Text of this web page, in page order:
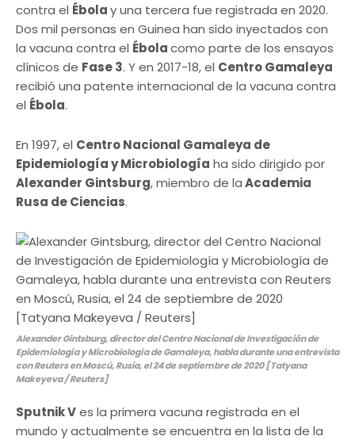
contra el Ébolay una tercera fue registrada en 2020.
Dos mil personas en Guinea han sido inyectados con
la vacuna contra el Ébolacomo parte de los ensayos
clínicos de Fase 3. Y en 2017-18, el Centro Gamaleya
recibió una patente internacional de la vacuna contra
el Ébola.
En 1997, el Centro Nacional Gamaleya de
Epidemiología y Microbiología ha sido dirigido por
Alexander Gintsburg, miembro de laAcademia
Rusa de Ciencias.
Alexander Gintsburg, director del Centro Nacional de Investigación de
Epidemiología y Microbiología de Gamaleya, habla durante una entrevista
con Reuters en Moscú, Rusia, el 24 de septiembre de 2020 [Tatyana
Makeyeva / Reuters]
Sputnik Ves la primera vacuna registrada en el
mundo y actualmente se encuentra en la lista de la